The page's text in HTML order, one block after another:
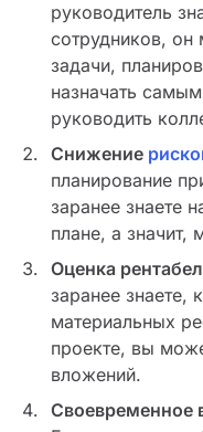
руководитель
сотрудников, он
задачи,
назначать
руководить
Снижение
планирование
заранее знаете
плане, а значит,
Оценка
заранее знаете,
материальных
проекте, вы
вложений.
Своевременное